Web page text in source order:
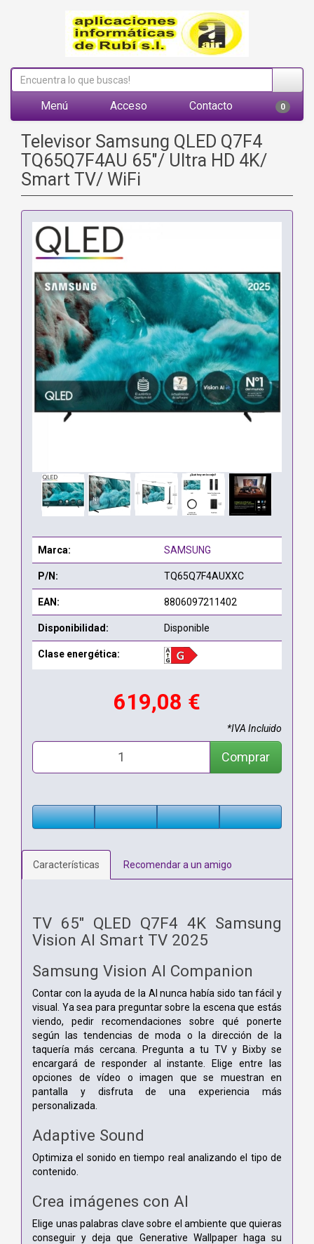
Menú Acceso Contacto 0
Televisor Samsung QLED Q7F4
TQ65Q7F4AU 65"/ Ultra HD 4K/
Smart TV/ WiFi
Marca: SAMSUNG
P/N: TQ65Q7F4AUXXC
EAN: 8806097211402
Disponibilidad: Disponible
Clase energética:
619,08 €
*IVA Incluido
Comprar
Características Recomendar a un amigo
TV 65" QLED Q7F4 4K Samsung
Vision AI Smart TV 2025
Samsung Vision AI Companion
Contar con la ayuda de la AI nunca había sido tan fácil y
visual. Ya sea para preguntar sobre la escena que estás
viendo, pedir recomendaciones sobre qué ponerte
según las tendencias de moda o la dirección de la
taquería más cercana. Pregunta a tu TV y Bixby se
encargará de responder al instante. Elige entre las
opciones de vídeo o imagen que se muestran en
pantalla y disfruta de una experiencia más
personalizada.
Adaptive Sound
Optimiza el sonido en tiempo real analizando el tipo de
contenido.
Crea imágenes con AI
Elige unas palabras clave sobre el ambiente que quieras
conseguir y deja que Generative Wallpaper haga su